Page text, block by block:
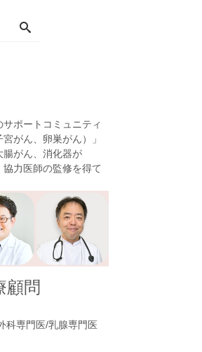
ポートコミュニティ
がん、卵巣がん）
」
腸がん、消化器が
協力医師の監修を得て
顧問
科専門医/乳腺専門医